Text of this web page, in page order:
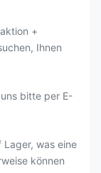
+
Ihnen
bitte per E-
was eine
können